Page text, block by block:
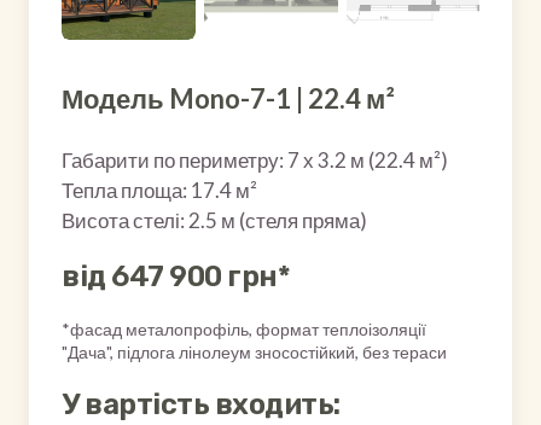
Модель Mono-7-1 | 22.4 м²
Габарити по периметру: 7 х 3.2 м (22.4 м²)
Тепла площа: 17.4 м²
Висота стелі: 2.5 м (стеля пряма)
від 647 900 грн*
*фасад металопрофіль, формат теплоізоляції
"Дача", підлога лінолеум зносостійкий, без тераси
У вартість входить: